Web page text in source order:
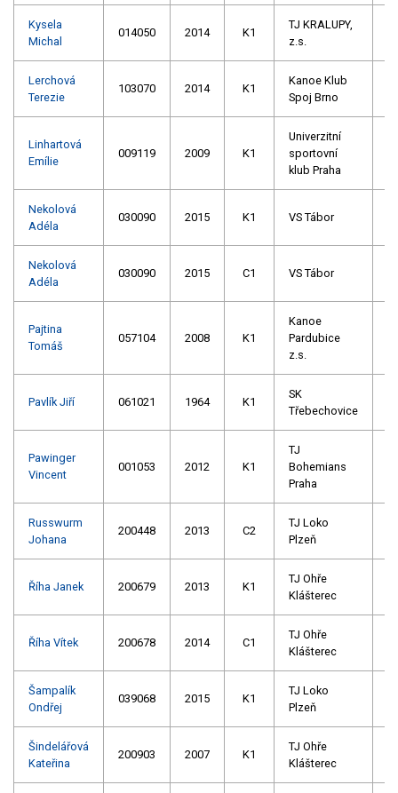
Kysela
Michal
014050 2014 K1
TJ KRALUPY,
z.s.
Lerchová
Terezie
103070 2014 K1
Kanoe Klub
Spoj Brno
Linhartová
Emílie
009119 2009 K1
Univerzitní
sportovní
klub Praha
Nekolová
Adéla
030090 2015 K1 VS Tábor
Nekolová
Adéla
030090 2015 C1 VS Tábor
Pajtina
Tomáš
057104 2008 K1
Kanoe
Pardubice
z.s.
Pavlík Jiří 061021 1964 K1
SK
Třebechovice
Pawinger
Vincent
001053 2012 K1
TJ
Bohemians
Praha
Russwurm
Johana
200448 2013 C2
TJ Loko
Plzeň
Říha Janek 200679 2013 K1
TJ Ohře
Klášterec
Říha Vítek 200678 2014 C1
TJ Ohře
Klášterec
Šampalík
Ondřej
039068 2015 K1
TJ Loko
Plzeň
Šindelářová
Kateřina
200903 2007 K1
TJ Ohře
Klášterec